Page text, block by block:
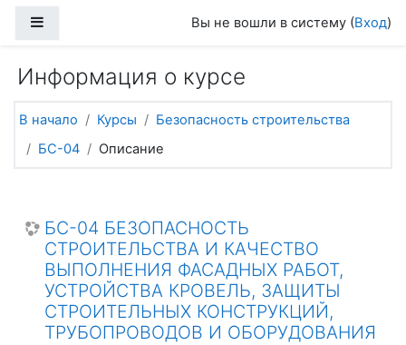
Вы не вошли в систему (Вход)
Информация о курсе
В начало Курсы
Безопасность строительства
БС-04
Описание
БС-04 БЕЗОПАСНОСТЬ
СТРОИТЕЛЬСТВА И КАЧЕСТВО
ВЫПОЛНЕНИЯ ФАСАДНЫХ РАБОТ,
УСТРОЙСТВА КРОВЕЛЬ, ЗАЩИТЫ
СТРОИТЕЛЬНЫХ КОНСТРУКЦИЙ,
ТРУБОПРОВОДОВ И ОБОРУДОВАНИЯ